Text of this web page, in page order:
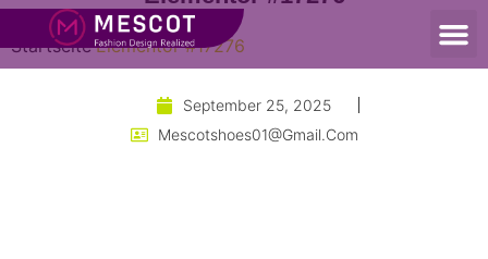
Startseite Elementor #17276
September 25, 2025
Mescotshoes01@gmail.com